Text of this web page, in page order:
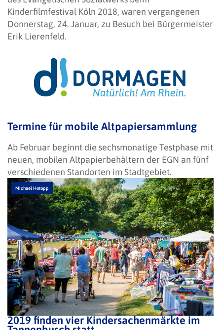
Kinderfilmfestival Köln 2018, waren vergangenen
Donnerstag, 24. Januar, zu Besuch bei Bürgermeister
Erik Lierenfeld.
Termine für mobile Altpapiersammlung
Ab Februar beginnt die sechsmonatige Testphase mit
neuen, mobilen Altpapierbehältern der EGN an fünf
verschiedenen Standorten im Stadtgebiet.
Michael Hotopp
2019 finden vier Kindersachenmärkte im